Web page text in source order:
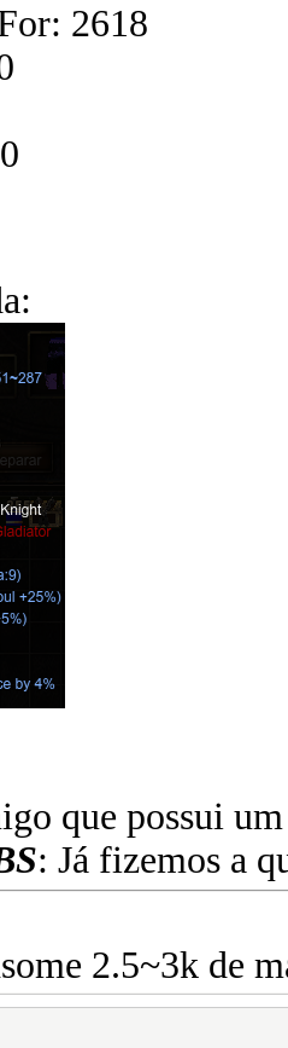
2618
que possui
: Já fizemos a
2.5~3k de